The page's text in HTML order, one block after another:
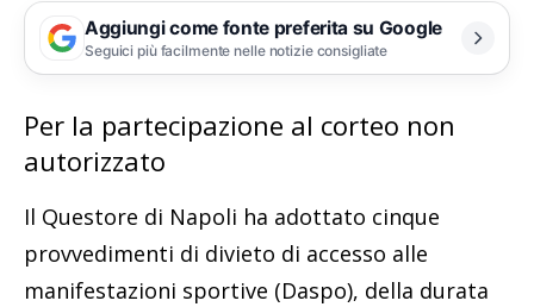
Aggiungi come fonte preferita su Google
Seguici più facilmente nelle notizie consigliate
Per la partecipazione al corteo non
autorizzato
Il Questore di Napoli ha adottato cinque
provvedimenti di divieto di accesso alle
manifestazioni sportive (Daspo), della durata